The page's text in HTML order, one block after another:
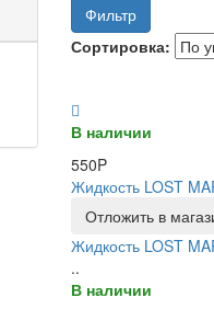
Фильтр
Сортировка:
В наличии
550P
Жидкость LOST
Отложить в
Жидкость LOST
..
В наличии